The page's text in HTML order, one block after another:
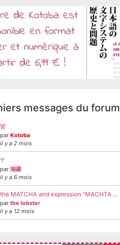
messages du forum
皆
parKotoba
il y a 2 mois
〒
par湖羅
il y a 6 mois
thé MATCHA and expression "MACHTA …
parthe lobster
il y a 12 mois